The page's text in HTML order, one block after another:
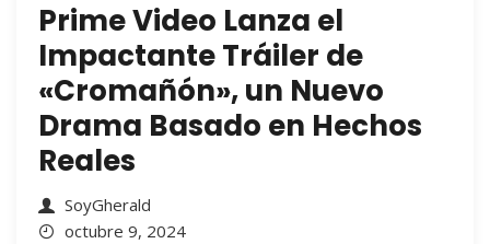
Prime Video Lanza el
Impactante Tráiler de
«Cromañón», un Nuevo
Drama Basado en Hechos
Reales
SoyGherald
octubre 9, 2024